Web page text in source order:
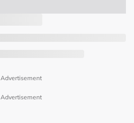
Advertisement
Advertisement